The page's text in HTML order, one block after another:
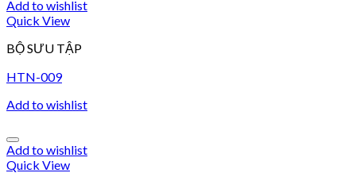
Add to wishlist
Quick View
BỘ SƯU TẬP
HTN-009
Add to wishlist
Add to wishlist
Quick View